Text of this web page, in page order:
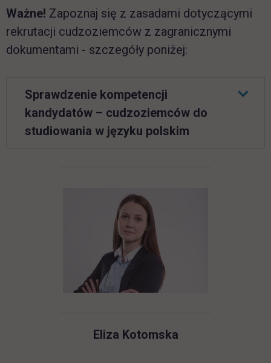
Ważne! Zapoznaj się z zasadami dotyczącymi
rekrutacji cudzoziemców z zagranicznymi
dokumentami - szczegóły poniżej:
Sprawdzenie kompetencji
kandydatów – cudzoziemców do
studiowania w języku polskim
Eliza Kotomska